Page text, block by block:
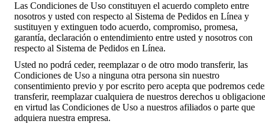
Las Condiciones de Uso constituyen el acuerdo completo entre
nosotros y usted con respecto al Sistema de Pedidos en Línea y
sustituyen y extinguen todo acuerdo, compromiso, promesa,
garantía, declaración o entendimiento entre usted y nosotros con
respecto al Sistema de Pedidos en Línea.
Usted no podrá ceder, reemplazar o de otro modo transferir, las
Condiciones de Uso a ninguna otra persona sin nuestro
consentimiento previo y por escrito pero acepta que podremos
transferir, reemplazar cualquiera de nuestros derechos u
en virtud las Condiciones de Uso a nuestros afiliados o parte que
adquiera nuestra empresa.